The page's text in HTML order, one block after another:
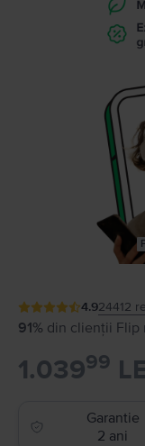
4.924412
91% din clienții Flip
1.03999
Garantie
2 ani